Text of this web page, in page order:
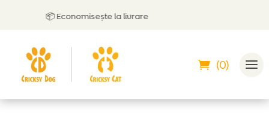
📦 Economisește la livrare
(0)